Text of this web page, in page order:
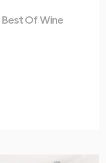
Best Of Wine